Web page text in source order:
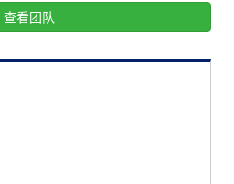
查看团队